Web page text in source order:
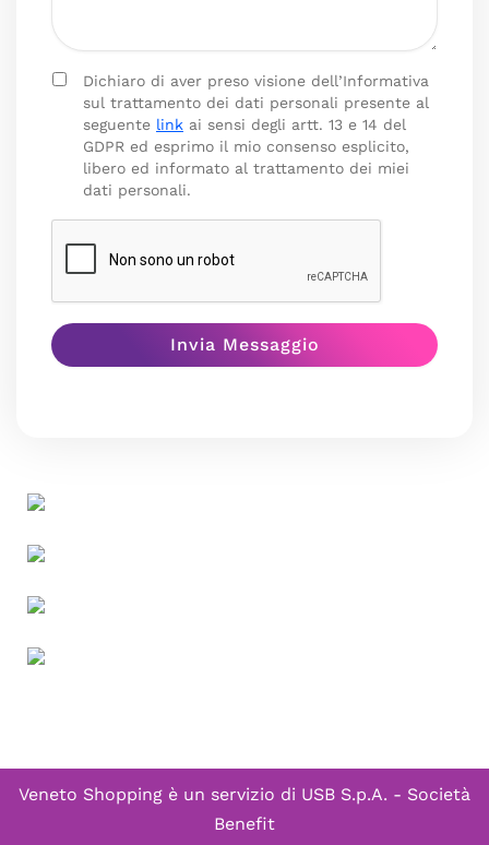
Dichiaro di aver preso visione dell’Informativa
sul trattamento dei dati personali presente al
seguente link ai sensi degli artt. 13 e 14 del
GDPR ed esprimo il mio consenso esplicito,
libero ed informato al trattamento dei miei
dati personali.
Veneto Shopping è un servizio di USB S.p.A. - Società
Benefit